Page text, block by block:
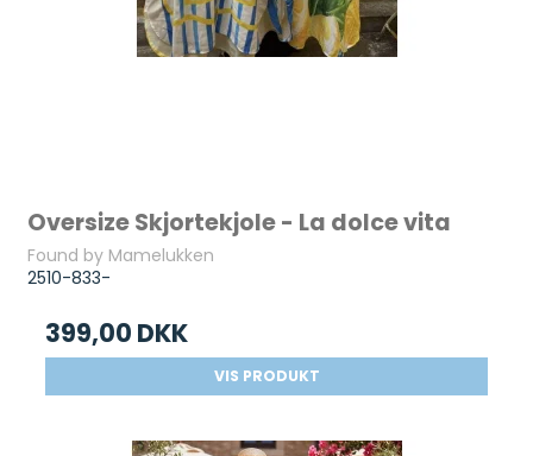
Oversize Skjortekjole - La dolce vita
Found by Mamelukken
2510-833-
399,00 DKK
VIS PRODUKT